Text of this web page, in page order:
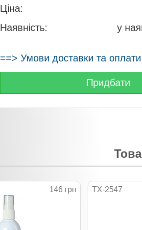
Ціна:
Наявність:
у
==> Умови доставки та оплати
Придбати
146 грн TX-2547